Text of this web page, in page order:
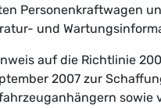
Personenkraftwagen
und
auf die Richtlinie
2007 zur
sowie